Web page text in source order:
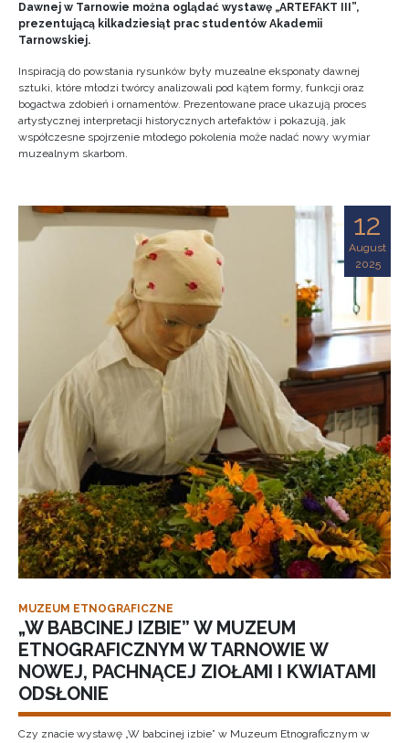
Dawnej w Tarnowie można oglądać wystawę „ARTEFAKT III”,
prezentującą kilkadziesiąt prac studentów Akademii
Tarnowskiej.
Inspiracją do powstania rysunków były muzealne eksponaty dawnej
sztuki, które młodzi twórcy analizowali pod kątem formy, funkcji oraz
bogactwa zdobień i ornamentów. Prezentowane prace ukazują proces
artystycznej interpretacji historycznych artefaktów i pokazują, jak
współczesne spojrzenie młodego pokolenia może nadać nowy wymiar
muzealnym skarbom.
12
August
2025
MUZEUM ETNOGRAFICZNE
„W BABCINEJ IZBIE” W MUZEUM
ETNOGRAFICZNYM W TARNOWIE W
NOWEJ, PACHNĄCEJ ZIOŁAMI I KWIATAMI
ODSŁONIE
Czy znacie wystawę „W babcinej izbie” w Muzeum Etnograficznym w